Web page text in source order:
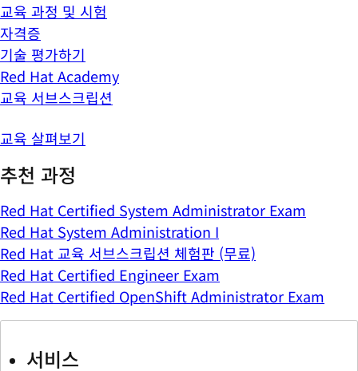
교육 과정 및 시험
자격증
기술 평가하기
Red Hat Academy
교육 서브스크립션
교육 살펴보기
추천 과정
Red Hat Certified System Administrator Exam
Red Hat System Administration I
Red Hat 교육 서브스크립션 체험판 (무료)
Red Hat Certified Engineer Exam
Red Hat Certified OpenShift Administrator Exam
서비스